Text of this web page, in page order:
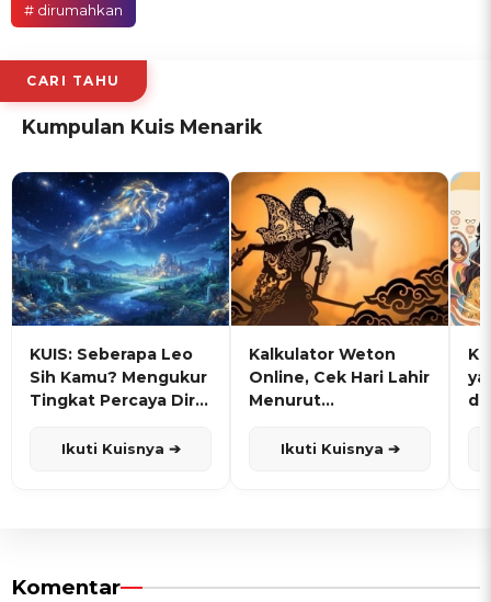
# dirumahkan
CARI TAHU
Kumpulan Kuis Menarik
KUIS: Seberapa Leo
Sih Kamu? Mengukur
Tingkat Percaya Diri
Ikuti Kuisnya ➔
Kalkulator Weton
Online, Cek Hari Lahir
Menurut
Ikuti Kuisnya ➔
Komentar